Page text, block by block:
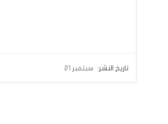
تاريخ النشر: سبتمبر 21